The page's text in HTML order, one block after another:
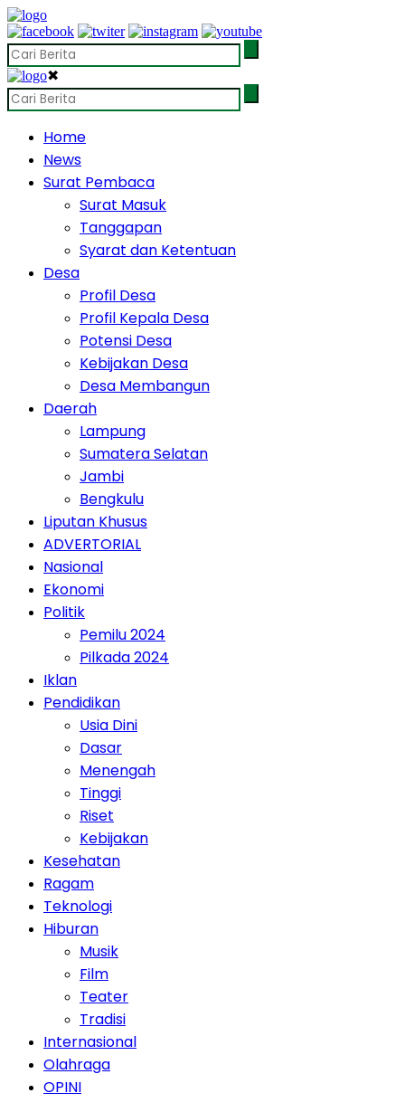
✖
Home
News
Surat Pembaca
Surat Masuk
Tanggapan
Syarat dan Ketentuan
Desa
Profil Desa
Profil Kepala Desa
Potensi Desa
Kebijakan Desa
Desa Membangun
Daerah
Lampung
Sumatera Selatan
Jambi
Bengkulu
Liputan Khusus
ADVERTORIAL
Nasional
Ekonomi
Politik
Pemilu 2024
Pilkada 2024
Iklan
Pendidikan
Usia Dini
Dasar
Menengah
Tinggi
Riset
Kebijakan
Kesehatan
Ragam
Teknologi
Hiburan
Musik
Film
Teater
Tradisi
Internasional
Olahraga
OPINI